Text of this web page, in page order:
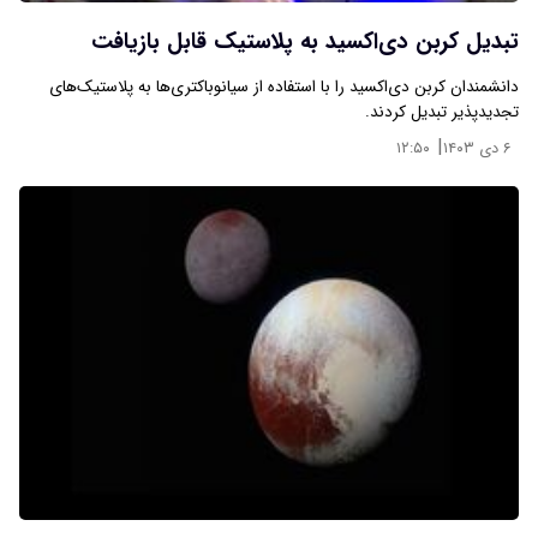
تبدیل کربن دی‌اکسید به پلاستیک قابل بازیافت
دانشمندان کربن دی‌اکسید را با استفاده از سیانوباکتری‌ها به پلاستیک‌های
تجدیدپذیر تبدیل کردند.
۶ دی ۱۴۰۳ | ۱۲:۵۰